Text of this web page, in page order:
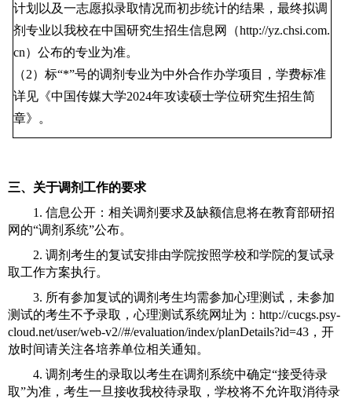
计划以及一志愿拟录取情况而初步统计的结果，最终拟调
剂专业以我校在中国研究生招生信息网（http://yz.chsi.com.
cn）公布的专业为准。
（2）标“*”号的调剂专业为中外合作办学项目，学费标准
详见《中国传媒大学2024年攻读硕士学位研究生招生简
章》。
三、关于调剂工作的要求
1. 信息公开：相关调剂要求及缺额信息将在教育部研招
网的“调剂系统”公布。
2. 调剂考生的复试安排由学院按照学校和学院的复试录
取工作方案执行。
3. 所有参加复试的调剂考生均需参加心理测试，未参加
测试的考生不予录取，心理测试系统网址为： http://cucgs.psy-
cloud.net/user/web-v2//#/evaluation/index/planDetails?id=43 ，开
放时间请关注各培养单位相关通知。
4. 调剂考生的录取以考生在调剂系统中确定“接受待录
取”为准，考生一旦接收我校待录取，学校将不允许取消待录